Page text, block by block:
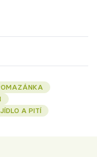
A PITÍ